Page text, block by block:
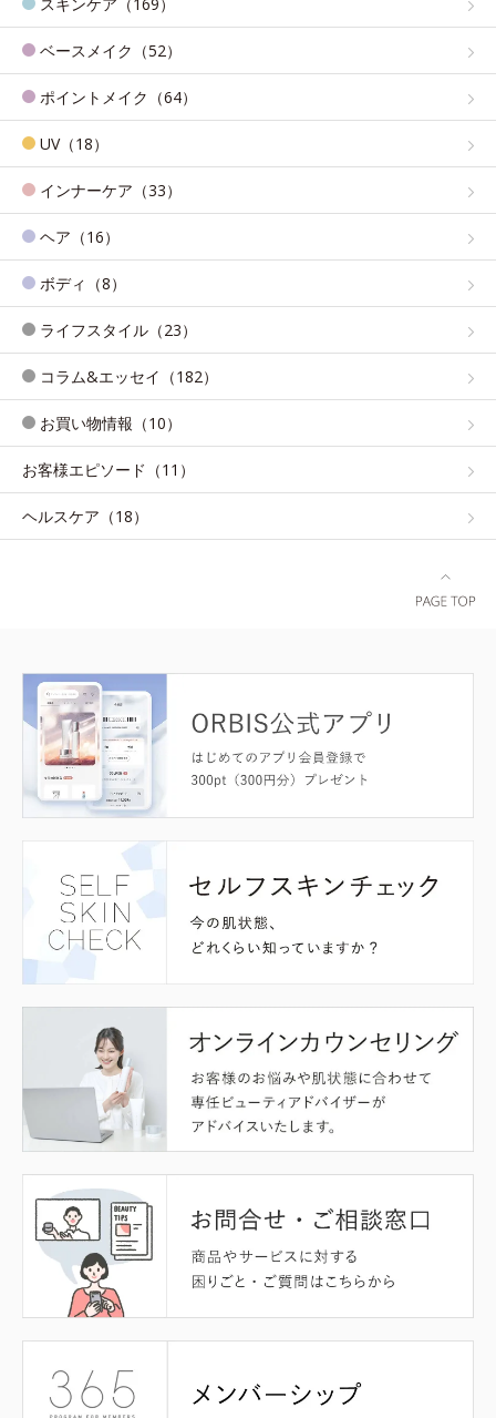
ベースメイク（52）
ポイントメイク（64）
UV（18）
インナーケア（33）
ヘア（16）
ボディ（8）
ライフスタイル（23）
コラム&エッセイ（182）
お買い物情報（10）
お客様エピソード（11）
ヘルスケア（18）